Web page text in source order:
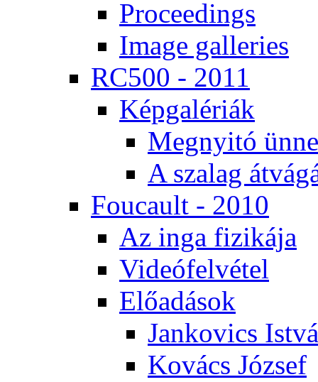
Pro­ce­e­dings
Image gal­le­ri­es
RC500 - 2011
Kép­ga­lé­ri­ák
Meg­nyi­tó
A sza­lag
Fo­u­ca­ult - 2010
Az in­ga fi­zi­ká­ja
Vi­de­ó­fel­vé­tel
Elő­adá­sok
Jan­ko­vics
Ko­vács Jó­zsef